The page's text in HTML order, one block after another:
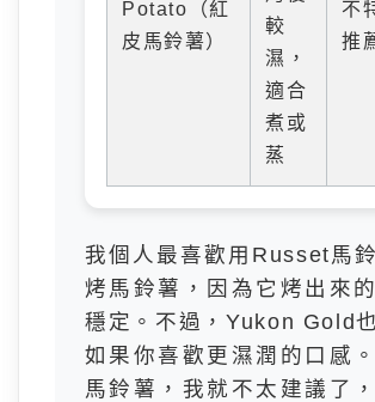
Potato（紅
皮馬鈴薯）
較
濕，
適合
煮或
蒸
不
推
我個人最喜歡用Russet馬
烤馬鈴薯，因為它烤出來
穩定。不過，Yukon Gold也
如果你喜歡更濕潤的口感
馬鈴薯，我就不太建議了